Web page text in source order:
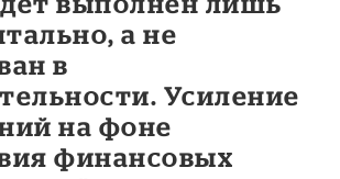
а не
в
Усиление
на фоне
финансовых